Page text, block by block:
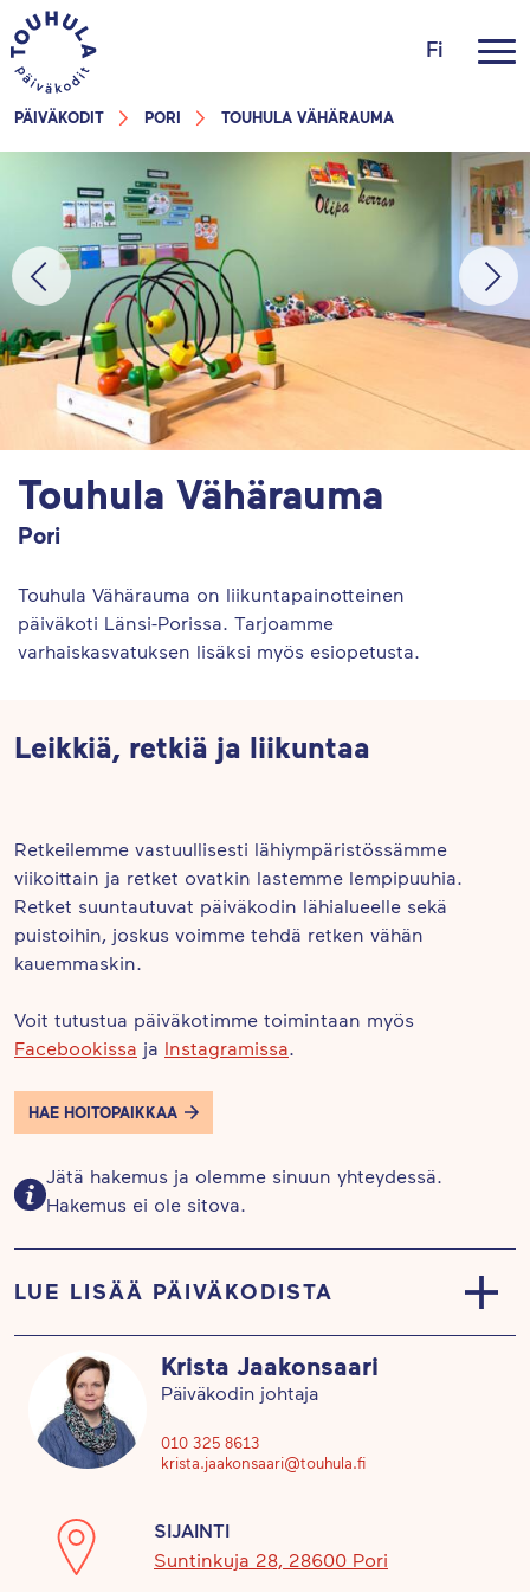
Fi
PÄIVÄKODIT PORI TOUHULA VÄHÄRAUMA
Touhula Vähärauma
Pori
Touhula Vähärauma on liikuntapainotteinen
päiväkoti Länsi-Porissa. Tarjoamme
varhaiskasvatuksen lisäksi myös esiopetusta.
Leikkiä, retkiä ja liikuntaa
Retkeilemme vastuullisesti lähiympäristössämme
viikoittain ja retket ovatkin lastemme lempipuuhia.
Retket suuntautuvat päiväkodin lähialueelle sekä
puistoihin, joskus voimme tehdä retken vähän
kauemmaskin.
Voit tutustua päiväkotimme toimintaan myös
Facebookissa ja Instagramissa
HAE HOITOPAIKKAA
Jätä hakemus ja olemme sinuun yhteydessä.
Hakemus ei ole sitova.
LUE LISÄÄ PÄIVÄKODISTA
Päiväkotimme sijaitsee Länsi-Porissa hyvien
kulkuyhteyksien päässä Porin keskustasta,
osoitteessa Suntinkuja 28.
Touhula Vähärauman tilat ovat avarat ja liikkuvien
Päiväkodin sisätiloista löytyy iso liikuntasali
kiipeilyseinineen, jossa lapsilla on tilaa temmeltää.
Krista Jaakonsaari
Päiväkodin johtaja
010 325 8613
krista.jaakonsaari@touhula.fi
SIJAINTI
Suntinkuja 28, 28600 Pori